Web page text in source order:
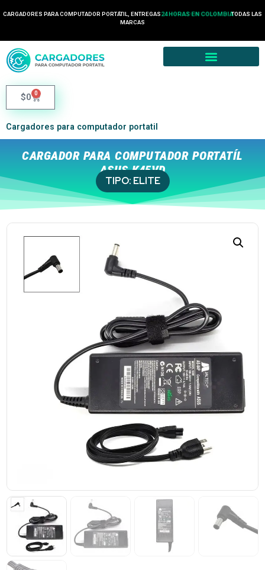
CARGADORES PARA COMPUTADOR PORTÁTIL, ENTREGAS 24 HORAS EN COLOMBIATODAS LAS
MARCAS
$0 0
Cargadores para computador portatil
CARGADOR PARA COMPUTADOR PORTATÍL
ASUS K45VD
TIPO: ELITE